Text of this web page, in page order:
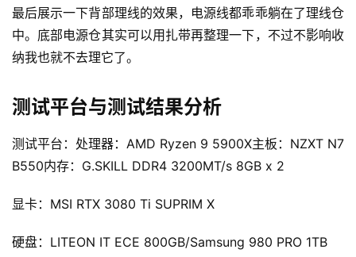
最后展示一下背部理线的效果，电源线都乖乖躺在了理线仓
中。底部电源仓其实可以用扎带再整理一下，不过不影响收
纳我也就不去理它了。
测试平台与测试结果分析
测试平台：处理器：AMD Ryzen 9 5900X主板：NZXT N7
B550内存：G.SKILL DDR4 3200MT/s 8GB x 2
显卡：MSI RTX 3080 Ti SUPRIM X
硬盘：LITEON IT ECE 800GB/Samsung 980 PRO 1TB